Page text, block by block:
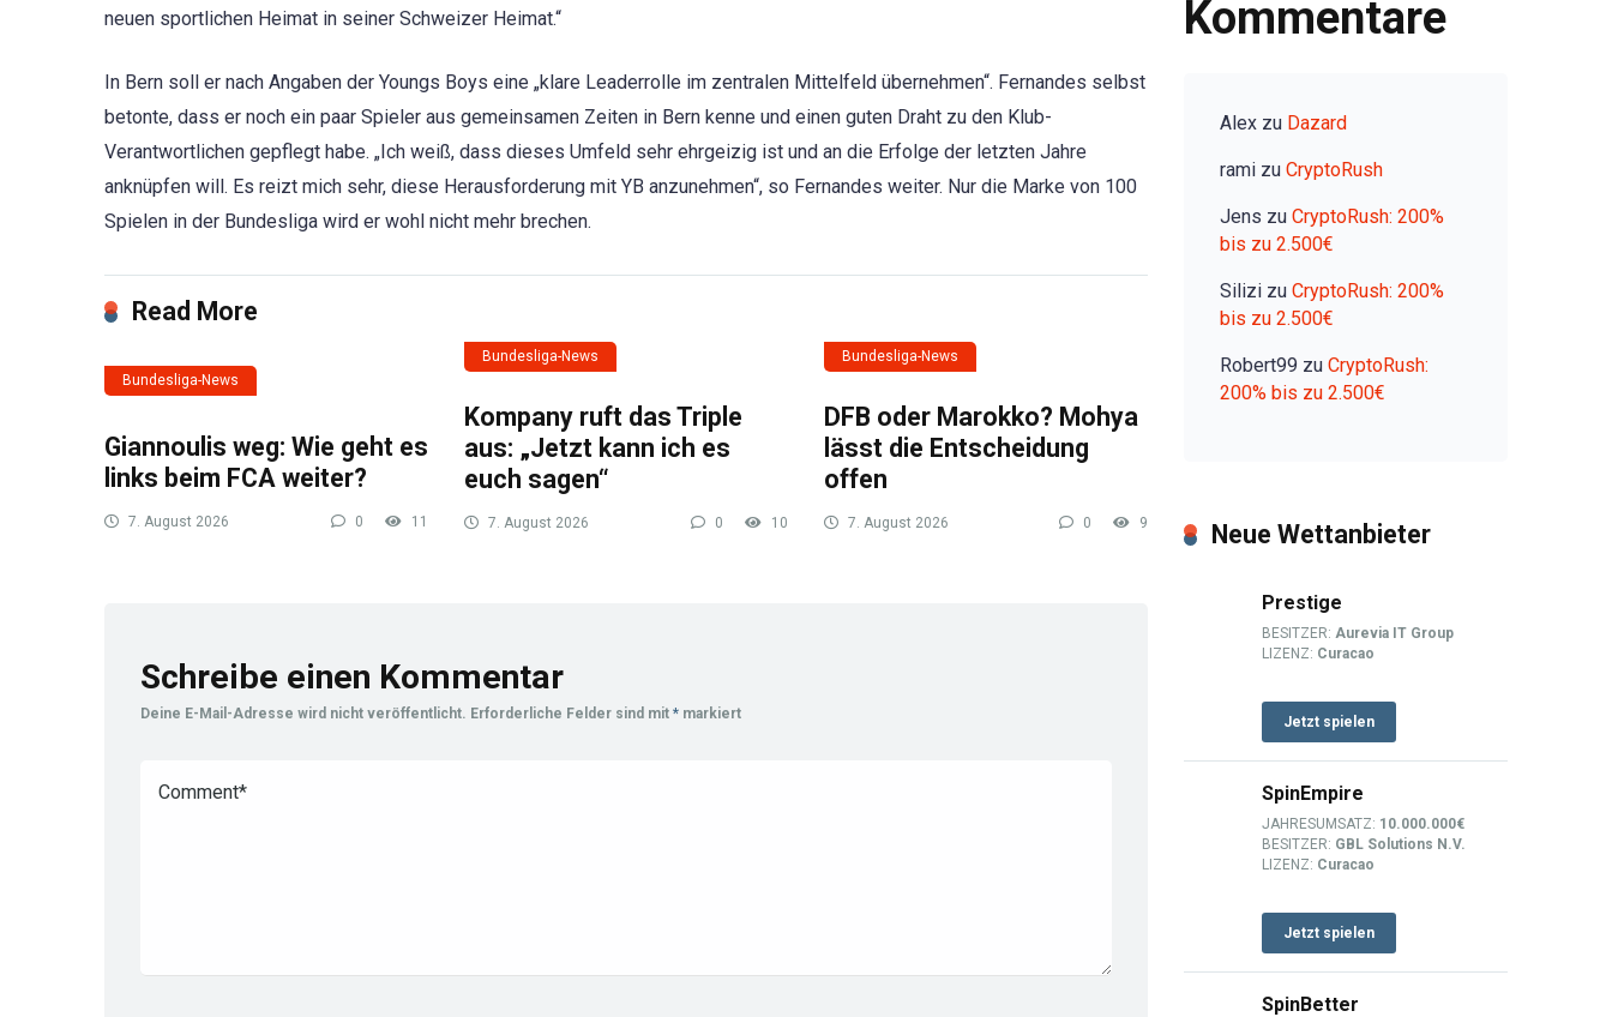
neuen sportlichen Heimat in seiner Schweizer Heimat.“
In Bern soll er nach Angaben der Youngs Boys eine „klare Leaderrolle im zentralen Mittelfeld übernehmen“. Fernandes selbst
betonte, dass er noch ein paar Spieler aus gemeinsamen Zeiten in Bern kenne und einen guten Draht zu den Klub-
Verantwortlichen gepflegt habe. „Ich weiß, dass dieses Umfeld sehr ehrgeizig ist und an die Erfolge der letzten Jahre
anknüpfen will. Es reizt mich sehr, diese Herausforderung mit YB anzunehmen“, so Fernandes weiter. Nur die Marke von 100
Spielen in der Bundesliga wird er wohl nicht mehr brechen.
Read More
Bundesliga-News
Giannoulis weg: Wie geht es
links beim FCA weiter?
7. August 2026 0 11
Bundesliga-News
Kompany ruft das Triple
aus: „Jetzt kann ich es
euch sagen“
7. August 2026 0 10
Bundesliga-News
DFB oder Marokko? Mohya
lässt die Entscheidung
offen
7. August 2026 0 9
Schreibe einen Kommentar
Deine E-Mail-Adresse wird nicht veröffentlicht. Erforderliche Felder sind mit * markiert
Kommentare
Alex zu Dazard
rami zu CryptoRush
Jens zu CryptoRush: 200%
bis zu 2.500€
Silizi zu CryptoRush: 200%
bis zu 2.500€
Robert99 zu CryptoRush:
200% bis zu 2.500€
Neue Wettanbieter
Prestige
BESITZER: Aurevia IT Group
LIZENZ: Curacao
Jetzt spielen
SpinEmpire
JAHRESUMSATZ: 10.000.000€
BESITZER: GBL Solutions N.V.
LIZENZ: Curacao
Jetzt spielen
SpinBetter